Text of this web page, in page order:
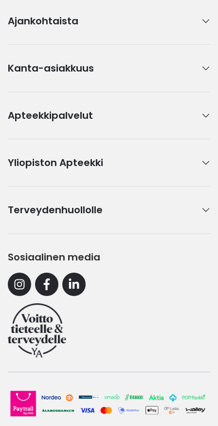
Ajankohtaista
Kanta-asiakkuus
Apteekkipalvelut
Yliopiston Apteekki
Terveydenhuollolle
Sosiaalinen media
InstagramFacebookLinkedin